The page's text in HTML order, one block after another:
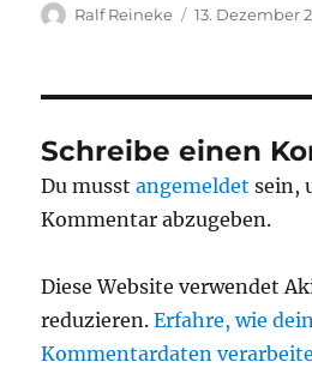
Autor
Ralf Reineke
Veröffentlicht
13. Dezember
Schreibe einen
Du musstangemeldet sein,
Kommentar abzugeben.
Diese Website verwendet
reduzieren.Erfahre, wie
Kommentardaten